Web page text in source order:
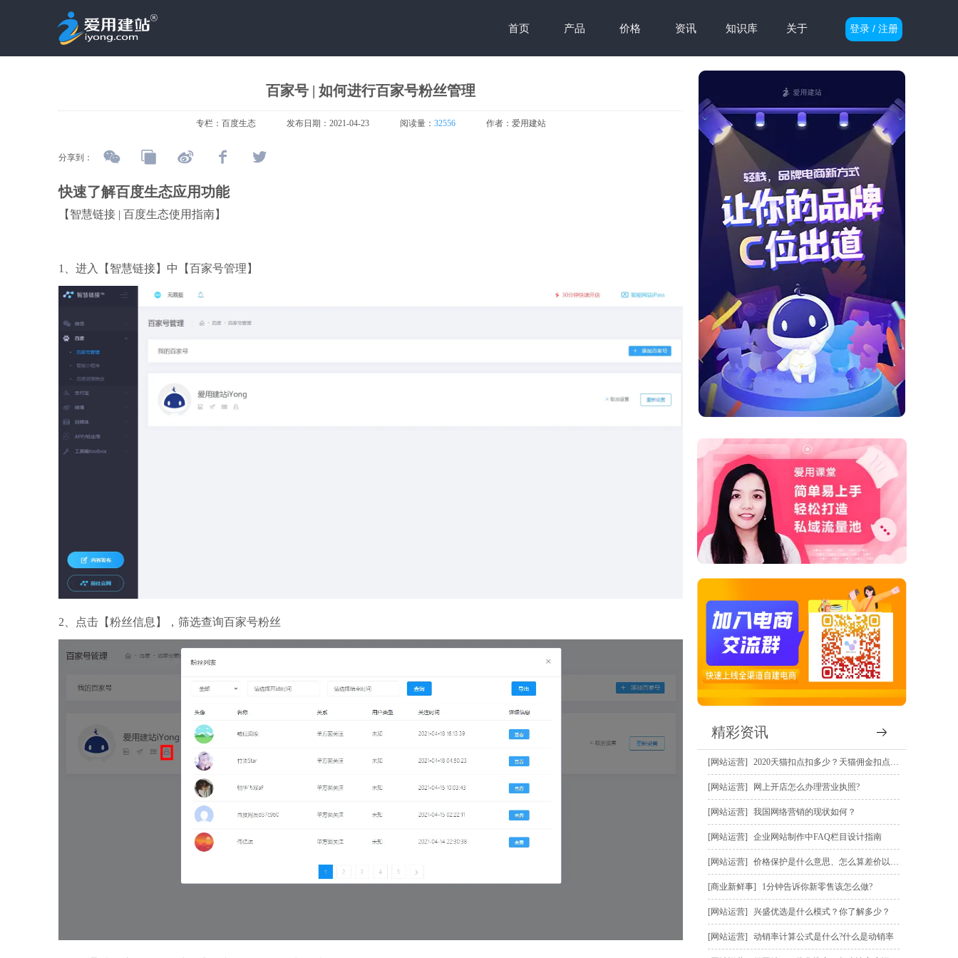
登录 / 注册
首页 产品 价格 资讯 知识库 关于
百家号 | 如何进行百家号粉丝管理
专栏： 百度生态 发布日期： 2021-04-23 阅读量： 32556 作者： 爱用建站
分享到：
快速了解百度生态应用功能
【 智慧链接 | 百度生态使用指南】
1、进入【智慧链接】中【百家号管理】
2、点击【粉丝信息】，筛选查询百家号粉丝
精彩资讯
网站运营 2020天猫扣点扣多少？天猫佣金扣点规则？
网站运营 网上开店怎么办理营业执照?
网站运营 我国网络营销的现状如何？
网站运营 企业网站制作中FAQ栏目设计指南
网站运营 价格保护是什么意思、怎么算差价以及怎么申请价保赔偿？
商业新鲜事 1分钟告诉你新零售该怎么做?
网站运营 兴盛优选是什么模式？你了解多少？
网站运营 动销率计算公式是什么?什么是动销率